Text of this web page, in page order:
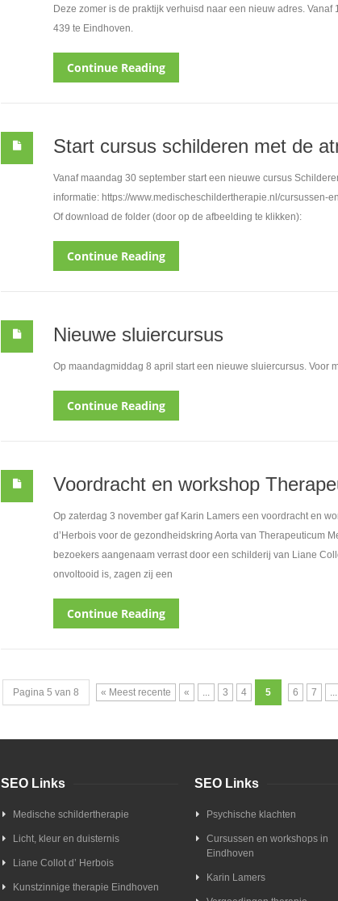
Deze zomer is de praktijk verhuisd naar een nieuw adres.
439 te Eindhoven.
Continue Reading
Start cursus schilderen met de
Vanaf maandag 30 september start een nieuwe cursus
informatie: https://www.medischeschildertherapie.nl/cursussen-
Of download de folder (door op de afbeelding te klikken):
Continue Reading
Nieuwe sluiercursus
Op maandagmiddag 8 april start een nieuwe sluiercursus. Voor
Continue Reading
Voordracht en workshop
Op zaterdag 3 november gaf Karin Lamers een voordracht en
d’Herbois voor de gezondheidskring Aorta van Therapeuticum
bezoekers aangenaam verrast door een schilderij van Liane
onvoltooid is, zagen zij een
Continue Reading
Pagina 5 van 8 « Meest recente « 3 4 5 6 7
SEO Links
Medische schildertherapie
Licht, kleur en duisternis
Liane Collot d’ Herbois
Kunstzinnige therapie Eindhoven
SEO Links
Psychische klachten
Cursussen en workshops in
Eindhoven
Karin Lamers